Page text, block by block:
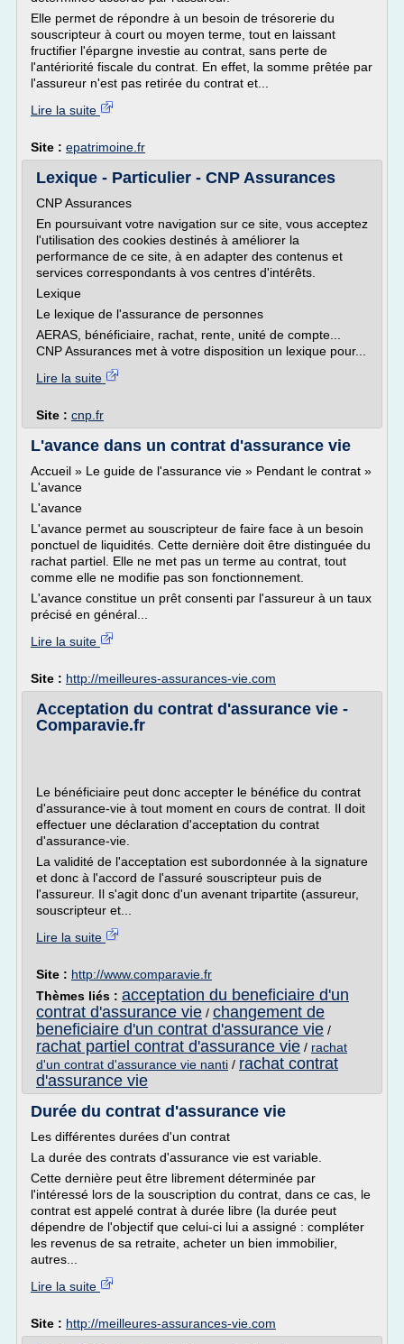
Elle permet de répondre à un besoin de trésorerie du
souscripteur à court ou moyen terme, tout en laissant
fructifier l'épargne investie au contrat, sans perte de
l'antériorité fiscale du contrat. En effet, la somme prêtée par
l'assureur n'est pas retirée du contrat et...
Lire la suite
Site : epatrimoine.fr
Lexique - Particulier - CNP Assurances
CNP Assurances
En poursuivant votre navigation sur ce site, vous acceptez
l'utilisation des cookies destinés à améliorer la
performance de ce site, à en adapter des contenus et
services correspondants à vos centres d'intérêts.
Lexique
Le lexique de l'assurance de personnes
AERAS, bénéficiaire, rachat, rente, unité de compte...
CNP Assurances met à votre disposition un lexique pour...
Lire la suite
Site : cnp.fr
L'avance dans un contrat d'assurance vie
Accueil » Le guide de l'assurance vie » Pendant le contrat »
L'avance
L'avance
L'avance permet au souscripteur de faire face à un besoin
ponctuel de liquidités. Cette dernière doit être distinguée du
rachat partiel. Elle ne met pas un terme au contrat, tout
comme elle ne modifie pas son fonctionnement.
L'avance constitue un prêt consenti par l'assureur à un taux
précisé en général...
Lire la suite
Site : http://meilleures-assurances-vie.com
Acceptation du contrat d'assurance vie -
Comparavie.fr
Le bénéficiaire peut donc accepter le bénéfice du contrat
d'assurance-vie à tout moment en cours de contrat. Il doit
effectuer une déclaration d'acceptation du contrat
d'assurance-vie.
La validité de l'acceptation est subordonnée à la signature
et donc à l'accord de l'assuré souscripteur puis de
l'assureur. Il s'agit donc d'un avenant tripartite (assureur,
souscripteur et...
Lire la suite
Site : http://www.comparavie.fr
Thèmes liés : acceptation du beneficiaire d'un
contrat d'assurance vie / changement de
beneficiaire d'un contrat d'assurance vie /
rachat partiel contrat d'assurance vie / rachat
d'un contrat d'assurance vie nanti / rachat contrat
d'assurance vie
Durée du contrat d'assurance vie
Les différentes durées d'un contrat
La durée des contrats d'assurance vie est variable.
Cette dernière peut être librement déterminée par
l'intéressé lors de la souscription du contrat, dans ce cas, le
contrat est appelé contrat à durée libre (la durée peut
dépendre de l'objectif que celui-ci lui a assigné : compléter
les revenus de sa retraite, acheter un bien immobilier,
autres...
Lire la suite
Site : http://meilleures-assurances-vie.com